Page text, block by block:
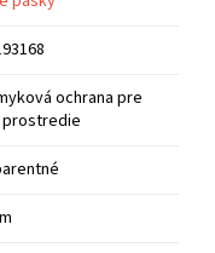
ochrana pre